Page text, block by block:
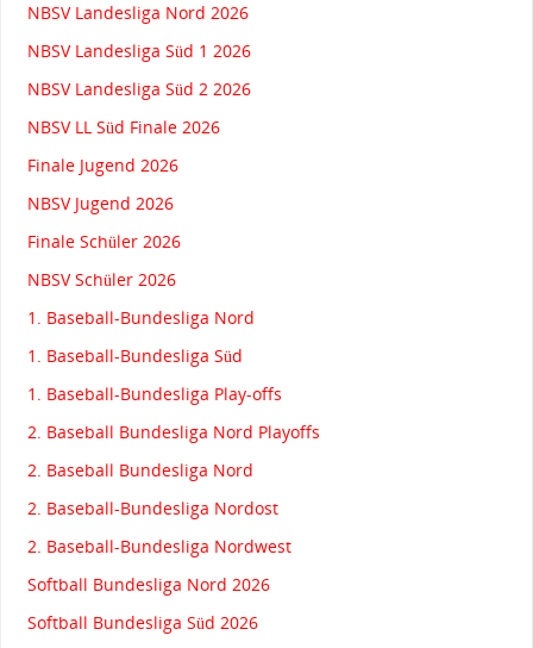
NBSV Landesliga Nord 2026
NBSV Landesliga Süd 1 2026
NBSV Landesliga Süd 2 2026
NBSV LL Süd Finale 2026
Finale Jugend 2026
NBSV Jugend 2026
Finale Schüler 2026
NBSV Schüler 2026
1. Baseball-Bundesliga Nord
1. Baseball-Bundesliga Süd
1. Baseball-Bundesliga Play-offs
2. Baseball Bundesliga Nord Playoffs
2. Baseball Bundesliga Nord
2. Baseball-Bundesliga Nordost
2. Baseball-Bundesliga Nordwest
Softball Bundesliga Nord 2026
Softball Bundesliga Süd 2026